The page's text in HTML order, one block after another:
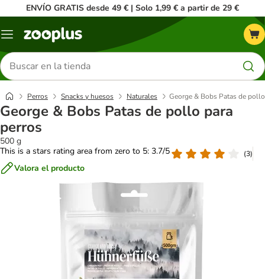
ENVÍO GRATIS desde 49 € | Solo 1,99 € a partir de 29 €
Menú
Buscar
productos
Perros Snacks y huesos Naturales George & Bobs Patas de
George & Bobs Patas de pollo para
perros
500 g
This is a stars rating area from zero to 5: 3.7/5
(3)
Valora el producto